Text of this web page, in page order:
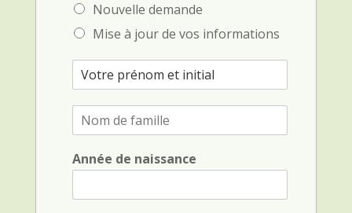
Nouvelle demande
Mise à jour de vos informations
e
d
e
Année de naissance